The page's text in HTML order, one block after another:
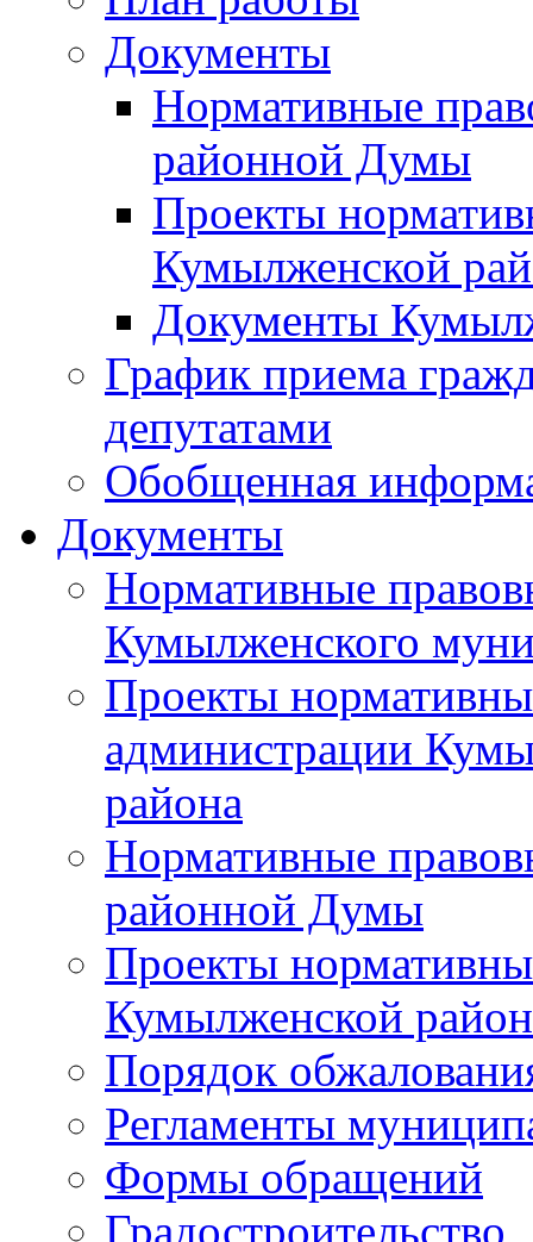
Документы
Нормативные
районной Думы
Проекты
Кумылженской
Документы
График приема
депутатами
Обобщенная
Документы
Нормативные
Кумылженского
Проекты
администрации
района
Нормативные
районной Думы
Проекты
Кумылженской
Порядок
Регламенты
Формы обращений
Градостроительство